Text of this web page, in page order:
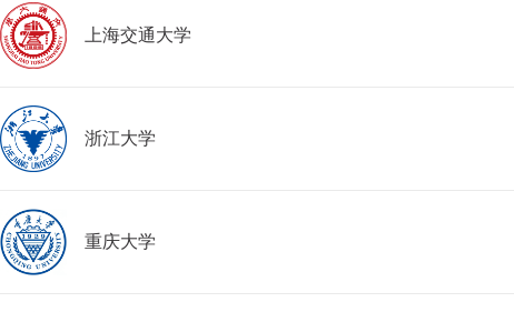
上海交通大学
浙江大学
重庆大学